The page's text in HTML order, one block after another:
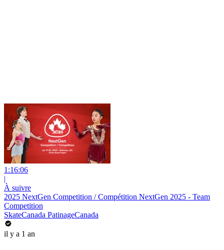
1:16:06
|
À suivre
2025 NextGen Competition / Compétition NextGen 2025 - Team
Competition
SkateCanada PatinageCanada
il y a 1 an